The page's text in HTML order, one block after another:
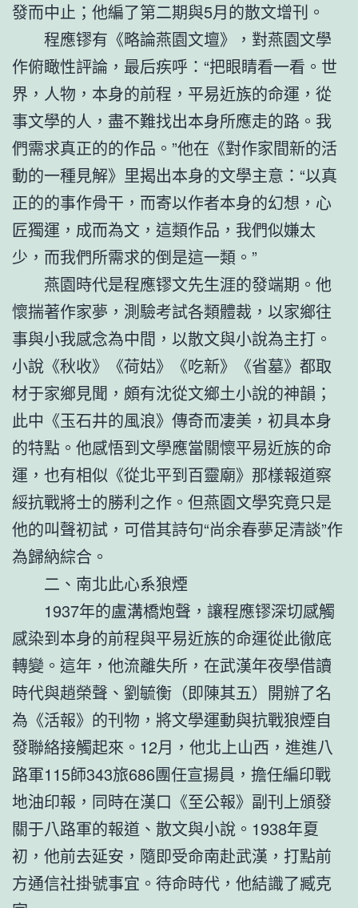
發而中止；他編了第二期與5月的散文增刊。
程應镠有《略論燕園文壇》，對燕園文學
作俯瞰性評論，最后疾呼：“把眼睛看一看。世
界，人物，本身的前程，平易近族的命運，從
事文學的人，盡不難找出本身所應走的路。我
們需求真正的的作品。”他在《對作家間新的活
動的一種見解》里揭出本身的文學主意：“以真
正的的事作骨干，而寄以作者本身的幻想，心
匠獨運，成而為文，這類作品，我們似嫌太
少，而我們所需求的倒是這一類。”
燕園時代是程應镠文先生涯的發端期。他
懷揣著作家夢，測驗考試各類體裁，以家鄉往
事與小我感念為中間，以散文與小說為主打。
小說《秋收》《荷姑》《吃新》《省墓》都取
材于家鄉見聞，頗有沈從文鄉土小說的神韻；
此中《玉石井的風浪》傳奇而凄美，初具本身
的特點。他感悟到文學應當關懷平易近族的命
運，也有相似《從北平到百靈廟》那樣報道察
綏抗戰將士的勝利之作。但燕園文學究竟只是
他的叫聲初試，可借其詩句“尚余春夢足清談”作
為歸納綜合。
二、南北此心系狼煙
1937年的盧溝橋炮聲，讓程應镠深切感觸
感染到本身的前程與平易近族的命運從此徹底
轉變。這年，他流離失所，在武漢年夜學借讀
時代與趙榮聲、劉毓衡（即陳其五）開辦了名
為《活報》的刊物，將文學運動與抗戰狼煙自
發聯絡接觸起來。12月，他北上山西，進進八
路軍115師343旅686團任宣揚員，擔任編印戰
地油印報，同時在漢口《至公報》副刊上頒發
關于八路軍的報道、散文與小說。1938年夏
初，他前去延安，隨即受命南赴武漢，打點前
方通信社掛號事宜。待命時代，他結識了臧克